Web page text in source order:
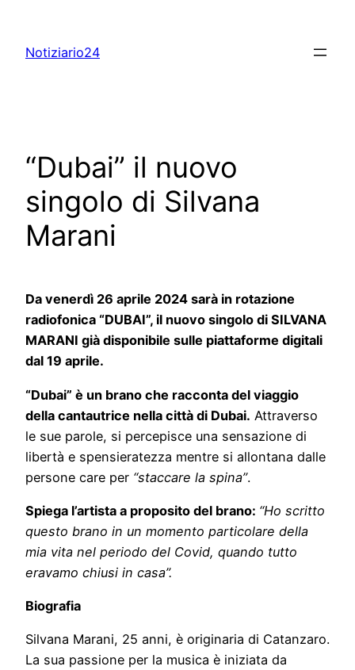
content
Notiziario24
“Dubai” il nuovo
singolo di Silvana
Marani
Da venerdì 26 aprile 2024 sarà in rotazione
radiofonica “DUBAI”, il nuovo singolo di SILVANA
MARANI già disponibile sulle piattaforme digitali
dal 19 aprile.
“Dubai” è un brano che racconta del viaggio
della cantautrice nella città di Dubai. Attraverso
le sue parole, si percepisce una sensazione di
libertà e spensieratezza mentre si allontana dalle
persone care per “staccare la spina”.
Spiega l’artista a proposito del brano: “Ho scritto
questo brano in un momento particolare della
mia vita nel periodo del Covid, quando tutto
eravamo chiusi in casa”.
Biografia
Silvana Marani, 25 anni, è originaria di Catanzaro.
La sua passione per la musica è iniziata da